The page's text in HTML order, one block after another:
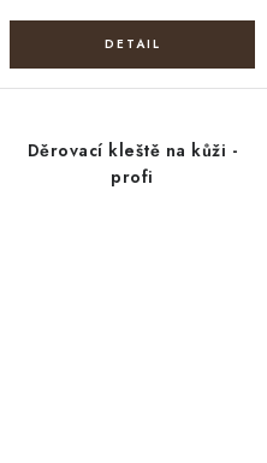
Děrovací kleště na kůži -
profi